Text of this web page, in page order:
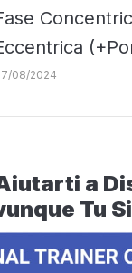
08/2024
a
Tu